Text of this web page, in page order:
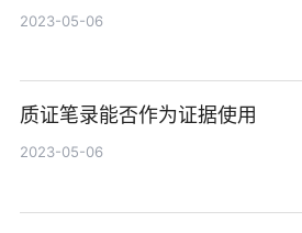
2023-05-06
质证笔录能否作为证据使用
2023-05-06